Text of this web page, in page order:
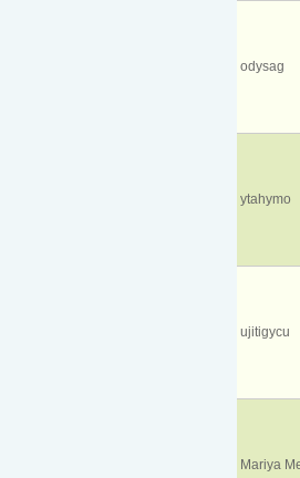
odysag
ytahymo
ujitigycu
Mariya